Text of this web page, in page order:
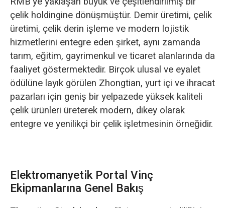
çelik holdingine dönüşmüştür. Demir üretimi, çelik
üretimi, çelik derin işleme ve modern lojistik
hizmetlerini entegre eden şirket, aynı zamanda
tarım, eğitim, gayrimenkul ve ticaret alanlarında da
faaliyet göstermektedir. Birçok ulusal ve eyalet
ödülüne layık görülen Zhongtian, yurt içi ve ihracat
pazarları için geniş bir yelpazede yüksek kaliteli
çelik ürünleri üreterek modern, dikey olarak
entegre ve yenilikçi bir çelik işletmesinin örneğidir.
Elektromanyetik Portal Vinç
Ekipmanlarına Genel Bakış